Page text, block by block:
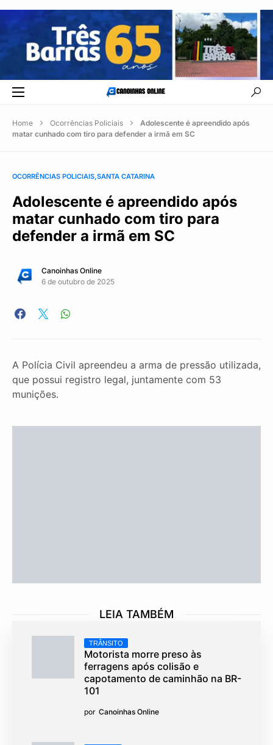
Home Ocorrências Policiais
Adolescente é apreendido após
matar cunhado com tiro para defender a irmã em SC
OCORRÊNCIAS POLICIAIS SANTA CATARINA
Adolescente é apreendido após
matar cunhado com tiro para
defender a irmã em SC
Canoinhas Online
6 de outubro de 2025
A Polícia Civil apreendeu a arma de pressão utilizada,
que possui registro legal, juntamente com 53
munições.
LEIA TAMBÉM
TRÂNSITO
Motorista morre preso às
ferragens após colisão e
capotamento de caminhão na BR-
101
por Canoinhas Online